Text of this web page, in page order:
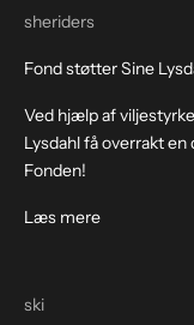
sheriders
Fond støtter Sine
Ved hjælp af
Lysdahl få overrakt
Fonden!
Læs mere
ski